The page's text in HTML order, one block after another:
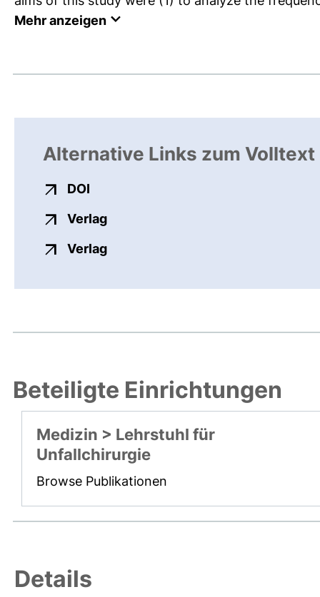
Mehr anzeigen
Alternative Links zum Volltext
DOI
Verlagexterner Link, öffnet neues
Verlagexterner Link, öffnet neues
Beteiligte Einrichtungen
Medizin > Lehrstuhl für
Unfallchirurgie
Browse Publikationen
Details